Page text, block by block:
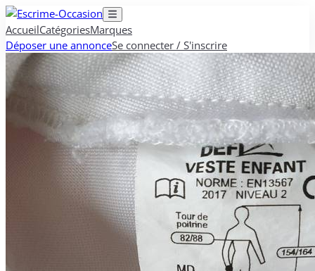
AccueilCatégoriesMarques
Déposer une annonceSe connecter / S'inscrire